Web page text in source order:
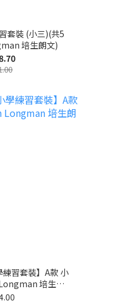
套裝 (小三)(共5
培生朗文)
習套裝】A款 小
培生朗